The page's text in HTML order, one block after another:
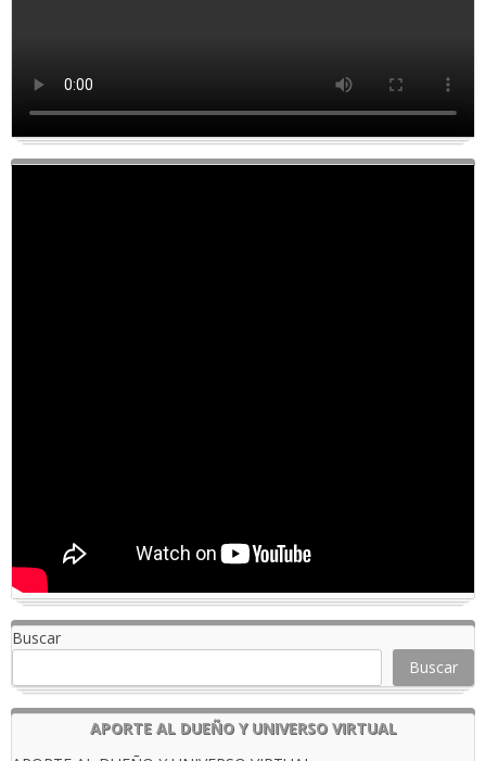
Buscar
Buscar
APORTE AL DUEÑO Y UNIVERSO VIRTUAL